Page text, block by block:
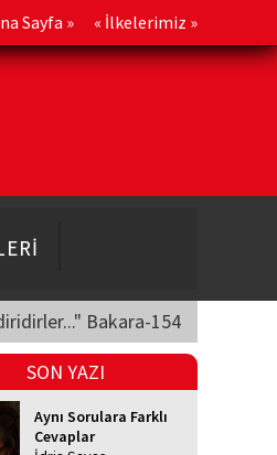
Sayfa » « İlkelerimiz »
Bakara-154
SON YAZI
Aynı Sorulara Farklı
Cevaplar